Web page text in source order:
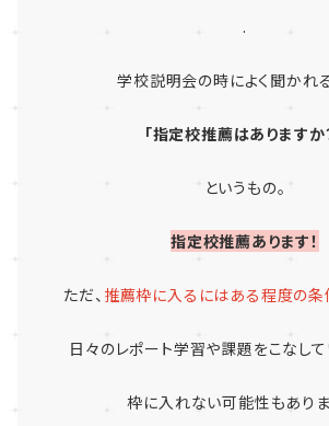
.
学校説明会の時によく聞かれる
「指定校推薦はありますか
というもの。
指定校推薦あります！
ただ、 推薦枠に入るにはある程度の
日々のレポート学習や課題をこなし
枠に入れない可能性もあり